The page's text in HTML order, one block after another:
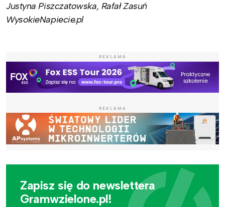
Justyna Piszczatowska, Rafał Zasuń
WysokieNapiecie.pl
REKLAMA
REKLAMA
Zapisz się do newslettera
Gramwzielone.pl!